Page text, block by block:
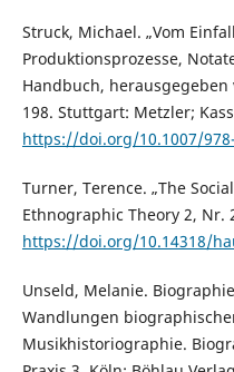
Struck, Michael. „Vom
Produktionsprozesse,
Handbuch,
198. Stuttgart: Metzler;
https://doi.org/10.1007/
Turner, Terence. „The
Ethnographic Theory 2, Nr.
https://doi.org/10.14318/
Unseld, Melanie.
Wandlungen
Musikhistoriographie.